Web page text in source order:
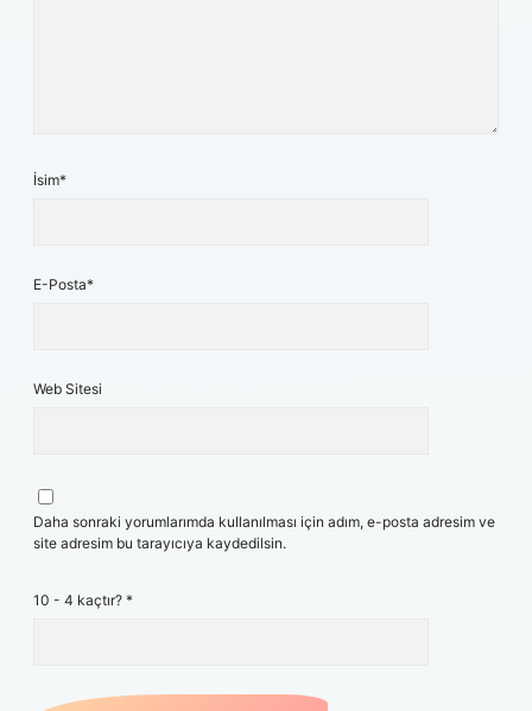
İsim*
E-Posta*
Web Sitesi
Daha sonraki yorumlarımda kullanılması için adım, e-posta adresim ve
site adresim bu tarayıcıya kaydedilsin.
10 - 4 kaçtır? *